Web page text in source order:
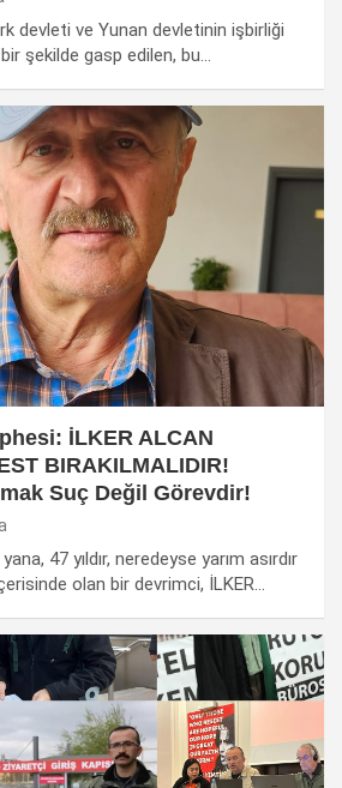
devleti ve Yunan devletinin işbirliği
şekilde gasp edilen, bu…
İLKER ALCAN
BIRAKILMALIDIR!
Suç Değil Görevdir!
47 yıldır, neredeyse yarım asırdır
olan bir devrimci, İLKER…